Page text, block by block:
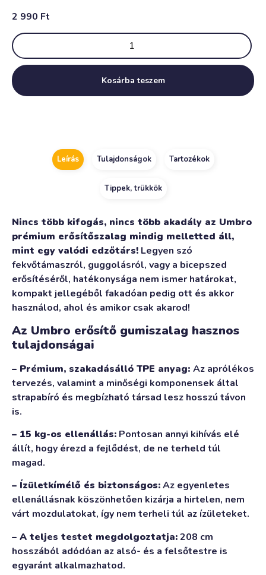
2 990 Ft
Kosárba teszem
Leírás Tulajdonságok Tartozékok
Tippek, trükkök
Nincs több kifogás, nincs több akadály az Umbro
prémium erősítőszalag mindig melletted áll,
mint egy valódi edzőtárs! Legyen szó
fekvőtámaszról, guggolásról, vagy a bicepszed
erősítéséről, hatékonysága nem ismer határokat,
kompakt jellegéből fakadóan pedig ott és akkor
használod, ahol és amikor csak akarod!
Az Umbro erősítő gumiszalag hasznos
tulajdonságai
– Prémium, szakadásálló TPE anyag: Az aprólékos
tervezés, valamint a minőségi komponensek által
strapabíró és megbízható társad lesz hosszú távon
is.
– 15 kg-os ellenállás: Pontosan annyi kihívás elé
állít, hogy érezd a fejlődést, de ne terheld túl
magad.
– Ízületkímélő és biztonságos:Az egyenletes
ellenállásnak köszönhetően kizárja a hirtelen, nem
várt mozdulatokat, így nem terheli túl az ízületeket.
– A teljes testet megdolgoztatja:208 cm
hosszából adódóan az alsó- és a felsőtestre is
egyaránt alkalmazhatod.